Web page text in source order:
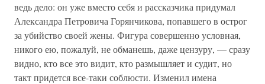
ведь дело: он уже вместо себя и рассказчика придумал
Александра Петровича Горянчикова, попавшего в острог
за убийство своей жены. Фигура совершенно условная,
никого ею, пожалуй, не обманешь, даже цензуру, — сразу
видно, кто все это видит, кто размышляет и судит, но
такт придется все-таки соблюсти. Изменил имена